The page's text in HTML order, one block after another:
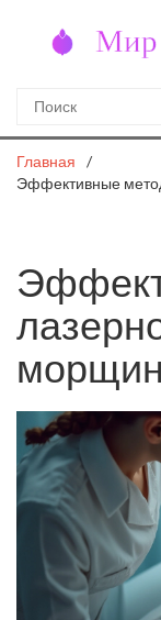
Главная
Эффективные
морщин